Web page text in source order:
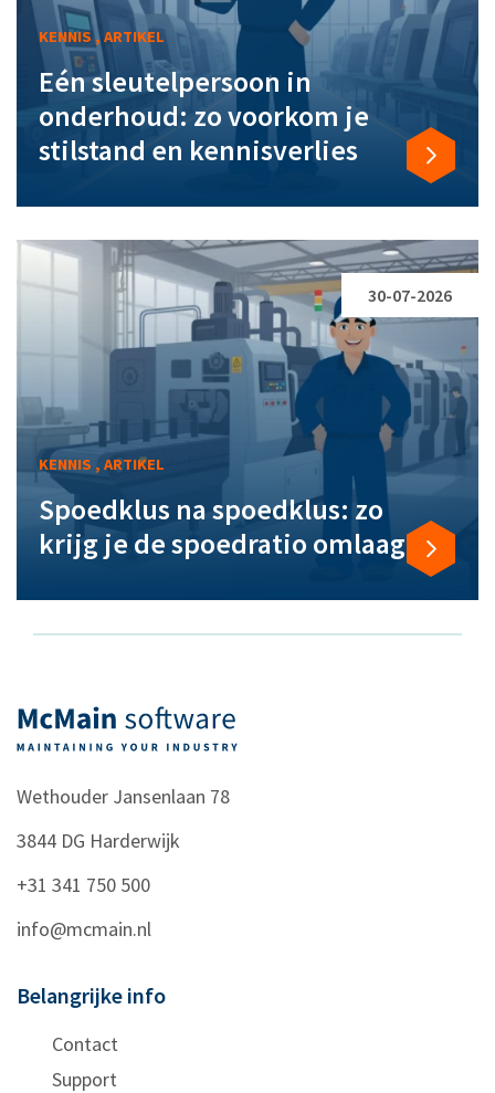
KENNIS , ARTIKEL
Eén sleutelpersoon in
onderhoud: zo voorkom je
stilstand en kennisverlies
KENNIS , ARTIKEL
Spoedklus na spoedklus: zo
krijg je de spoedratio omlaag
30-07-2026
Wethouder Jansenlaan 78
3844 DG Harderwijk
+31 341 750 500
info@mcmain.nl
Belangrijke info
Contact
Support